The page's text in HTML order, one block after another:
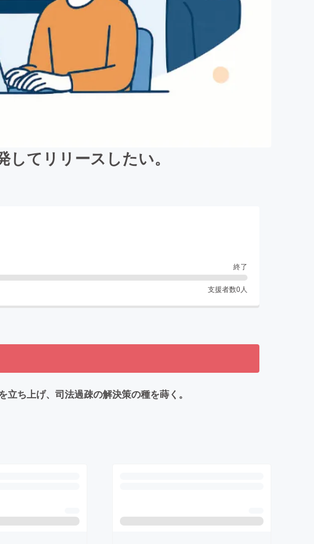
てリリースしたい。
終了
支援者数0 人
ち上げ、司法過疎の解決策の種を蒔く。